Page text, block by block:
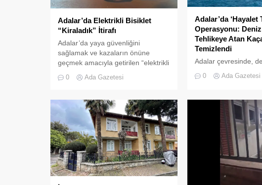
Adalar’da Elektrikli Bisiklet
“Kiraladık” İtirafı
Adalar’da yaya güvenliğini
sağlamak ve kazaların önüne
geçmek amacıyla getirilen “elektrikli
bisiklet kiralama yasağı” adeta hiçe
sayılıyor. Kameralara yansıyan son
denetimlerin yetersiz kaldığını bir
kez daha gözler önüne serdi.
Adalar’da UKOME (Ulaşım
Koordinasyon Merkezi) kararları
doğrultusunda ticari amaçlı elektrikli
bisiklet ve scooter kiralama
faaliyetleri yasaklanmış durumda....
0 Ada Gazetesi
Adalar’da ‘Hayalet
Operasyonu:
Tehlikeye Atan
Temizlendi
Adalar çevresinde,
tehlikeye sokan ve
neden olan usulsüz
denetim operasyonu
gerçekleştirildi.
0 Ada Gazetesi